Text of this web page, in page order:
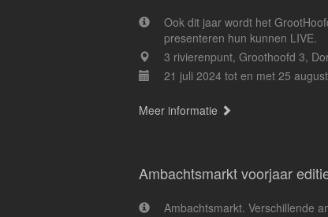
Ook dit jaar wordt het
presenteren hun kunnen LIVE.
3 rivierenpunt, Groothoofd 3,
21 juli 2024 tot en met 25
Meer informatie
Ambachtsmarkt voorjaar
Ambachtsmarkt. Verschillende